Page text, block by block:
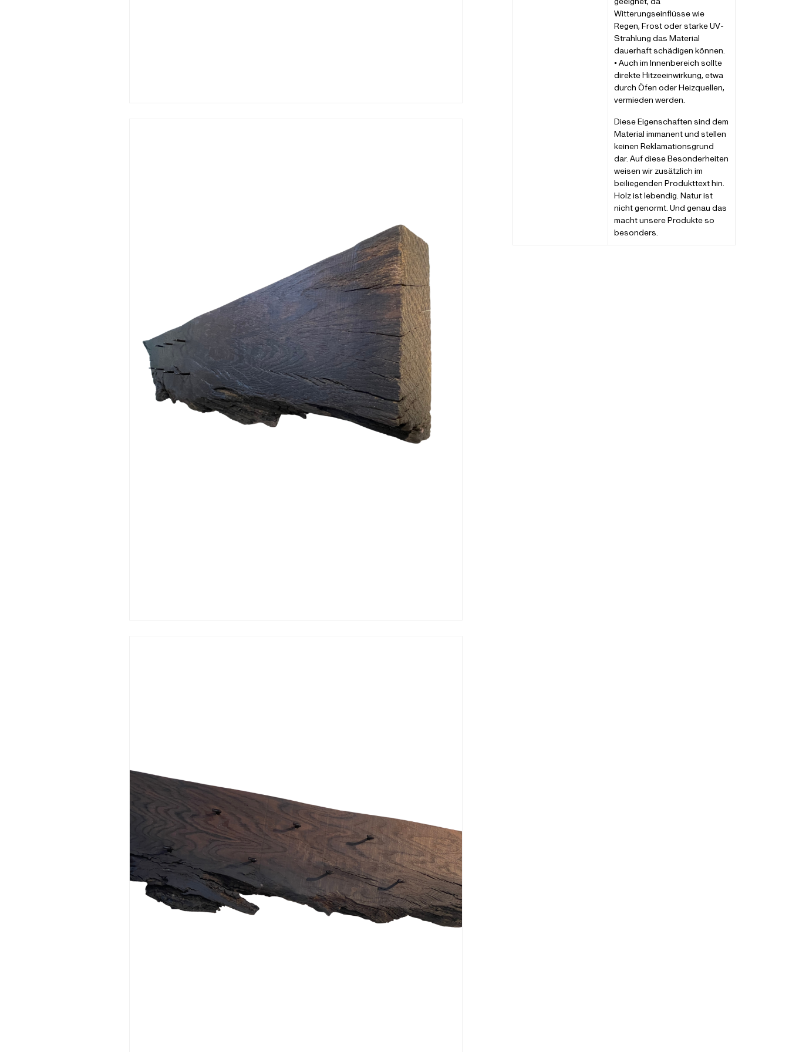
Witterungseinflüsse wie
Regen, Frost oder starke UV-
Strahlung das Material
dauerhaft schädigen können.
• Auch im Innenbereich sollte
direkte Hitzeeinwirkung, etwa
durch Öfen oder Heizquellen,
vermieden werden.
Diese Eigenschaften sind dem
Material immanent und stellen
keinen Reklamationsgrund
dar. Auf diese Besonderheiten
weisen wir zusätzlich im
beiliegenden Produkttext hin.
Holz ist lebendig. Natur ist
nicht genormt. Und genau das
macht unsere Produkte so
besonders.